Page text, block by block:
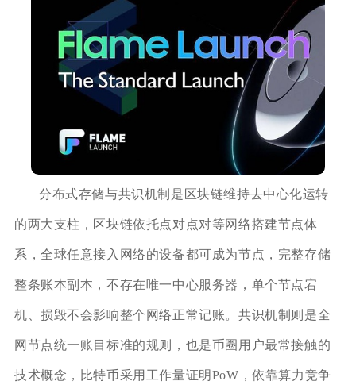
分布式存储与共识机制是区块链维持去中心化运转
的两大支柱，区块链依托点对点对等网络搭建节点体
系，全球任意接入网络的设备都可成为节点，完整存储
整条账本副本，不存在唯一中心服务器，单个节点宕
机、损毁不会影响整个网络正常记账。共识机制则是全
网节点统一账目标准的规则，也是币圈用户最常接触的
技术概念，比特币采用工作量证明PoW，依靠算力竞争